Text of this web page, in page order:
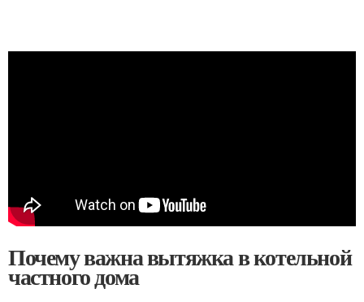
Почему важна вытяжка в котельной
частного дома